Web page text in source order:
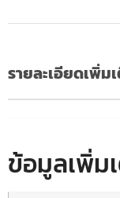
รายละเอียดเพิ่ม
ข้อมูลเพิ่ม